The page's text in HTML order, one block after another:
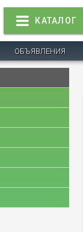
КАТАЛОГ
ОБЪЯВЛЕНИЯ